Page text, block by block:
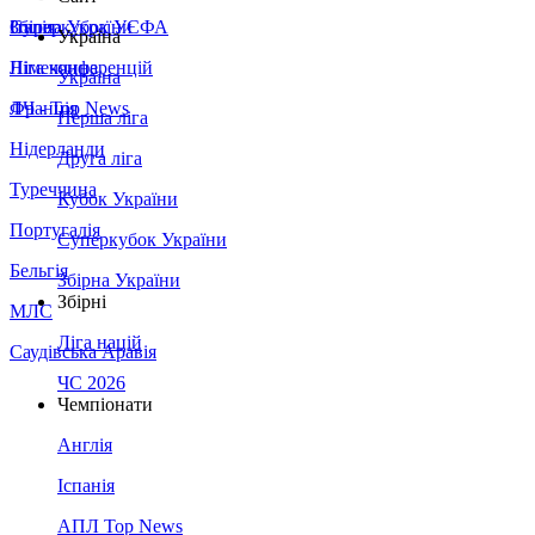
Збірна України
Італія
Німеччина
Франція
Нідерланди
Туреччина
Португалія
Бельгія
МЛС
Саудівська Аравія
Суперкубок УЄФА
Ліга конференцій
ЛЧ - Top News
Україна
Україна
Перша ліга
Друга ліга
Кубок України
Суперкубок України
Збірна України
Збірні
Ліга націй
ЧС 2026
Чемпіонати
Англія
Іспанія
АПЛ Top News